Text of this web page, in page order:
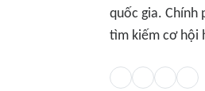
quốc gia. Chính
tìm kiếm cơ hội